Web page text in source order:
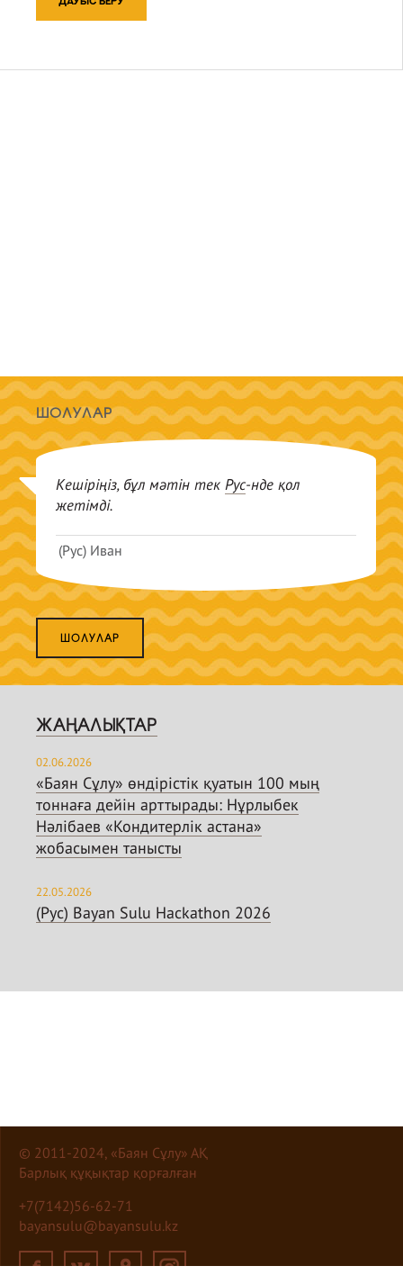
ШОЛУЛАР
Кешіріңіз, бұл мәтін тек Рус-нде қол
жетімді.
(Рус) Иван
ШОЛУЛАР
ЖАҢАЛЫҚТАР
02.06.2026
«Баян Сұлу» өндірістік қуатын 100 мың
тоннаға дейін арттырады: Нұрлыбек
Нәлібаев «Кондитерлік астана»
жобасымен танысты
22.05.2026
(Рус) Bayan Sulu Hackathon 2026
© 2011-2024, «Баян Сұлу» АҚ
Барлық құқықтар қорғалған
+7(7142)56-62-71
bayansulu@bayansulu.kz